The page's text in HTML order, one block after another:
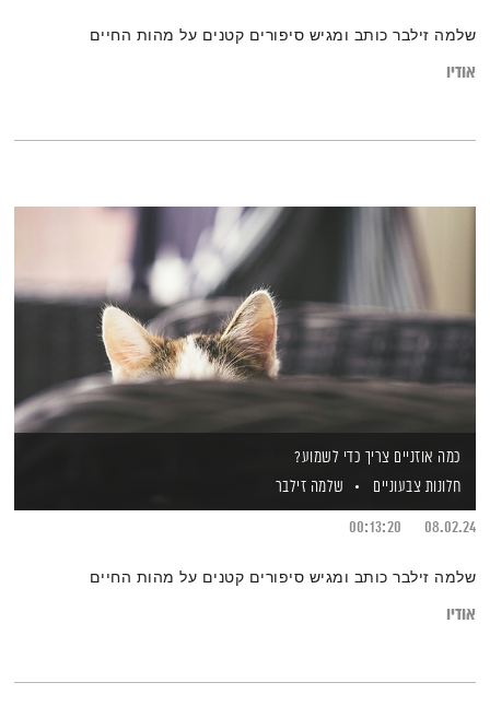
שלמה זילבר כותב ומגיש סיפורים קטנים על מהות החיים
אודיו
כמה אוזניים צריך כדי לשמוע?
חלונות צבעוניים
שלמה זילבר
08.02.24
00:13:20
שלמה זילבר כותב ומגיש סיפורים קטנים על מהות החיים
אודיו